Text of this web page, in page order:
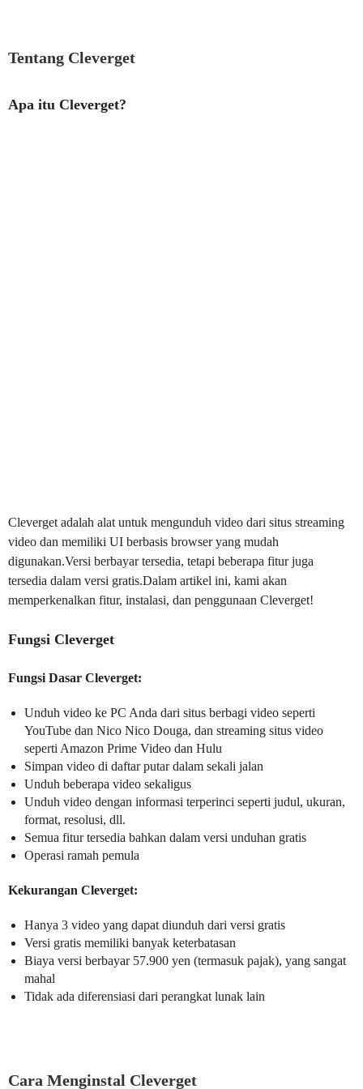
Tentang Cleverget
Apa itu Cleverget?
Cleverget adalah alat untuk mengunduh video dari situs streaming
video dan memiliki UI berbasis browser yang mudah
digunakan.Versi berbayar tersedia, tetapi beberapa fitur juga
tersedia dalam versi gratis.Dalam artikel ini, kami akan
memperkenalkan fitur, instalasi, dan penggunaan Cleverget!
Fungsi Cleverget
Fungsi Dasar Cleverget:
Unduh video ke PC Anda dari situs berbagi video seperti
YouTube dan Nico Nico Douga, dan streaming situs video
seperti Amazon Prime Video dan Hulu
Simpan video di daftar putar dalam sekali jalan
Unduh beberapa video sekaligus
Unduh video dengan informasi terperinci seperti judul, ukuran,
format, resolusi, dll.
Semua fitur tersedia bahkan dalam versi unduhan gratis
Operasi ramah pemula
Kekurangan Cleverget:
Hanya 3 video yang dapat diunduh dari versi gratis
Versi gratis memiliki banyak keterbatasan
Biaya versi berbayar 57.900 yen (termasuk pajak), yang sangat
mahal
Tidak ada diferensiasi dari perangkat lunak lain
Cara Menginstal Cleverget